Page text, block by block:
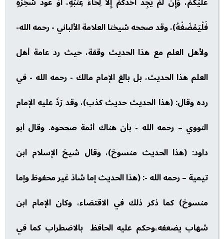
فَلْيَمْضَغْهُ)، وقد صححه شيخنا العلامة الألباني - رحمه الله-
ولأهل العلم مع هذا الحديث وقفة، حيث رد عامة أهل
العلم هذا الحديث، بل بالغ الإمام مالك - رحمه الله - في
رده وقال: (هذا الحديث حديث كذب)، وقد رَدَّ عليه الإمام
النووي – رحمه الله - بأن هناك أئمة صححوه. وقال أبو
داود: (هذا الحديث منسوخ)، وقال شيخ الإسلام ابن
تيمية – رحمه الله -: (هذا الحديث إما شاذ غير محفوظ وإما
منسوخ) كما ذكر ذلك في الاقتضاء، وكان الإمام ابن
شهاب يضعفه،وحكم عليه الحافظ بالاضطراب كما في